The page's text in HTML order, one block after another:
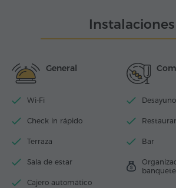
Instalaciones
General
Wi-Fi
Check in rápido
Terraza
Sala de estar
Cajero automático
Desayuno
Bar